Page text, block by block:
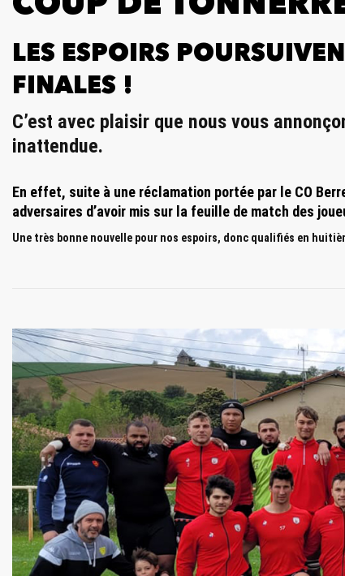
LES ESPOIRS
FINALES !
C’est avec plaisir que nous vous
inattendue.
En effet, suite à une réclamation portée par le CO
adversaires d’avoir mis sur la feuille de match des
Une très bonne nouvelle pour nos espoirs, donc qualifiés en